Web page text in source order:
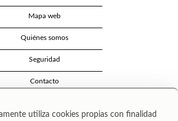
Mapa web
Quiénes somos
Seguridad
Contacto
utiliza cookies propias con finalidad